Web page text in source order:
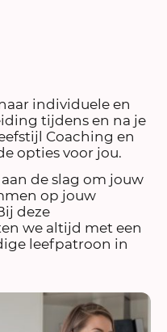
individuele en
tijdens en na je
Coaching en
opties voor jou.
aan de slag om jouw
op jouw
deze
we altijd met een
leefpatroon in